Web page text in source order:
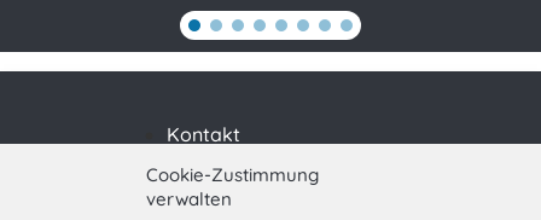
Cookie-Zustimmung
verwalten
Kontakt
Impressum
Datenschutzerklärung